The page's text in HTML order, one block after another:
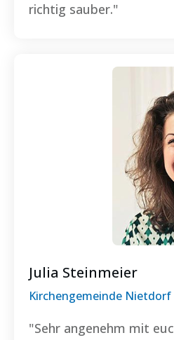
richtig sauber."
Julia Steinmeier
Kirchengemeinde Nietdorf
"Sehr angenehm mit